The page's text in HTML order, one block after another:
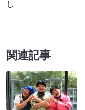
し
関連記事